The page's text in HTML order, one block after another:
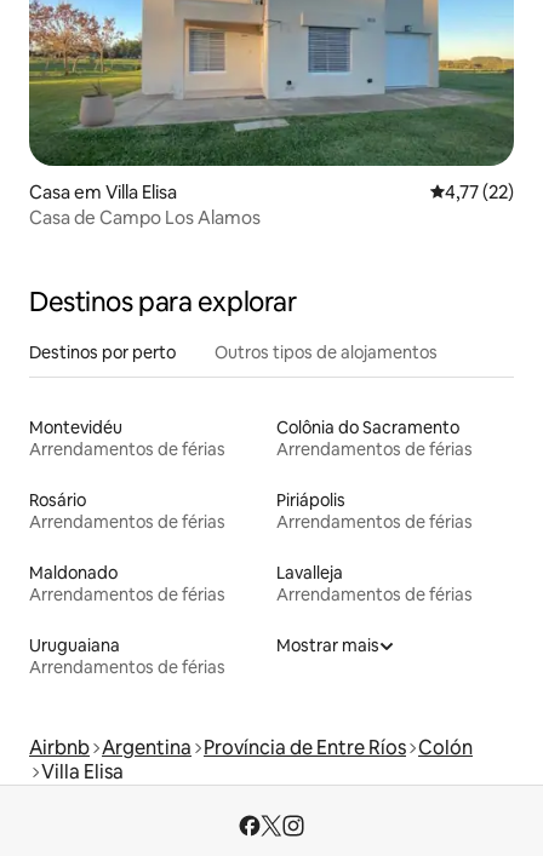
Casa em Villa Elisa Classificação
4,77 (22)
Casa de Campo Los Alamos
Destinos para explorar
Destinos por perto Outros tipos de alojamentos
Montevidéu
Arrendamentos de férias
Colônia do Sacramento
Arrendamentos de férias
Rosário
Arrendamentos de férias
Piriápolis
Arrendamentos de férias
Maldonado
Arrendamentos de férias
Lavalleja
Arrendamentos de férias
Uruguaiana
Arrendamentos de férias
Mostrar mais
Airbnb Argentina Província de Entre Ríos Colón
Villa Elisa